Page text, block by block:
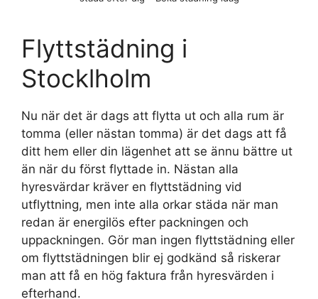
Flyttstädning i
Stocklholm
Nu när det är dags att flytta ut och alla rum är
tomma (eller nästan tomma) är det dags att få
ditt hem eller din lägenhet att se ännu bättre ut
än när du först flyttade in. Nästan alla
hyresvärdar kräver en flyttstädning vid
utflyttning, men inte alla orkar städa när man
redan är energilös efter packningen och
uppackningen. Gör man ingen flyttstädning eller
om flyttstädningen blir ej godkänd så riskerar
man att få en hög faktura från hyresvärden i
efterhand.